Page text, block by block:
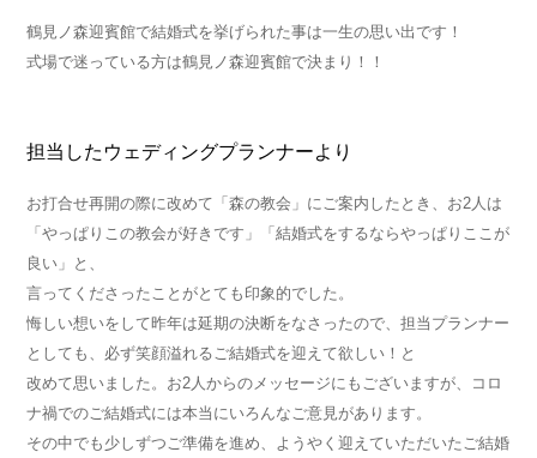
鶴見ノ森迎賓館で結婚式を挙げられた事は一生の思い出です！
式場で迷っている方は鶴見ノ森迎賓館で決まり！！
担当したウェディングプランナーより
お打合せ再開の際に改めて「森の教会」にご案内したとき、お2人は
「やっぱりこの教会が好きです」「結婚式をするならやっぱりここが
良い」と、
言ってくださったことがとても印象的でした。
悔しい想いをして昨年は延期の決断をなさったので、担当プランナー
としても、必ず笑顔溢れるご結婚式を迎えて欲しい！と
改めて思いました。お2人からのメッセージにもございますが、コロ
ナ禍でのご結婚式には本当にいろんなご意見があります。
その中でも少しずつご準備を進め、ようやく迎えていただいたご結婚